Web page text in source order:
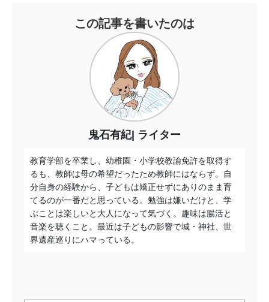
この記事を書いたのは
鬼石有紀 ライター
教育学部を卒業し、幼稚園・小学校教諭免許を取得す
るも、教師は母の希望だったため教師にはならず。自
分自身の経験から、子どもは矯正せずにありのまま育
てるのが一番だと思っている。勉強は嫌いだけと、学
ぶことは楽しいと大人になって気づく。趣味は腸活と
音楽を聴くこと。最近は子どもの影響で城・神社、世
界遺産巡りにハマっている。